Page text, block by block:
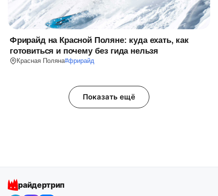
Фрирайд на Красной Поляне: куда ехать, как
готовиться и почему без гида нельзя
Красная Поляна#фрирайд
Показать ещё
райдертрип